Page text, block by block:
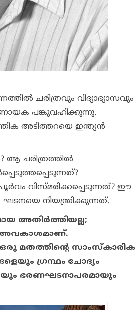
ചരിത്രവും വിദ്യാഭ്യാസവും
പങ്കുവഹിക്കുന്നു.
അടിത്തറയെ ഇന്ത്യന്‍
ആ ചരിത്രത്തില്‍
വിസ്മരിക്കപ്പെടുന്നത്? ഈ
നിയന്ത്രിക്കുന്നത്.
അതിര്‍ത്തിയല്ല;
അവകാശമാണ്.
മതത്തിന്റെ സാംസ്‌കാരിക
ഗ്രന്ഥം ചോദ്യം
ഭരണഘടനാപരമായും